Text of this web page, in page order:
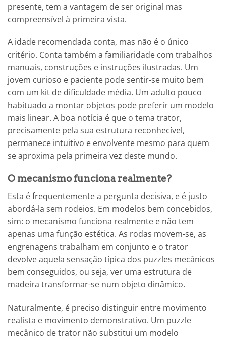
presente, tem a vantagem de ser original mas
compreensível à primeira vista.
A idade recomendada conta, mas não é o único
critério. Conta também a familiaridade com trabalhos
manuais, construções e instruções ilustradas. Um
jovem curioso e paciente pode sentir-se muito bem
com um kit de dificuldade média. Um adulto pouco
habituado a montar objetos pode preferir um modelo
mais linear. A boa notícia é que o tema trator,
precisamente pela sua estrutura reconhecível,
permanece intuitivo e envolvente mesmo para quem
se aproxima pela primeira vez deste mundo.
O mecanismo funciona realmente?
Esta é frequentemente a pergunta decisiva, e é justo
abordá-la sem rodeios. Em modelos bem concebidos,
sim: o mecanismo funciona realmente e não tem
apenas uma função estética. As rodas movem-se, as
engrenagens trabalham em conjunto e o trator
devolve aquela sensação típica dos puzzles mecânicos
bem conseguidos, ou seja, ver uma estrutura de
madeira transformar-se num objeto dinâmico.
Naturalmente, é preciso distinguir entre movimento
realista e movimento demonstrativo. Um puzzle
mecânico de trator não substitui um modelo